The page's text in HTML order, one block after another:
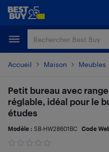
Passer
principal
Passer
Accueil Maison Meubles
Petit bureau avec
réglable, idéal pour le
études
Modèle : SB-HW28601BC Code